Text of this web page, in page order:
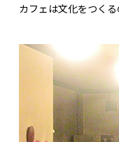
カフェは文化をつく